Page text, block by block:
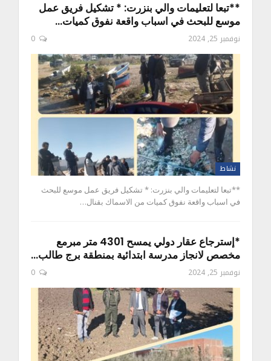
**تبعا لتعليمات والي بنزرت: * تشكيل فريق عمل
موسع للبحث في اسباب واقعة نفوق كميات…
نوفمبر 25, 2024
نشاط
**تبعا لتعليمات والي بنزرت: * تشكيل فريق عمل موسع للبحث
في اسباب واقعة نفوق كميات من الاسماك بقنال…
*إسترجاع عقار دولي يمسح 4301 متر مبرمع
مخصص لانجاز مدرسة ابتدائية بمنطقة برج طالب…
نوفمبر 25, 2024